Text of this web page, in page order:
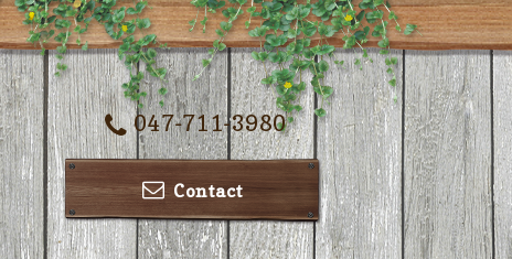
047-711-3980
Contact